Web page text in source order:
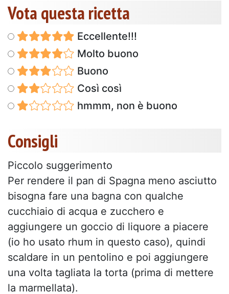
Vota questa ricetta
Eccellente!!!
Molto buono
Buono
Così così
hmmm, non è buono
Consigli
Piccolo suggerimento
Per rendere il pan di Spagna meno asciutto
bisogna fare una bagna con qualche
cucchiaio di acqua e zucchero e
aggiungere un goccio di liquore a piacere
(io ho usato rhum in questo caso), quindi
scaldare in un pentolino e poi aggiungere
una volta tagliata la torta (prima di mettere
la marmellata).